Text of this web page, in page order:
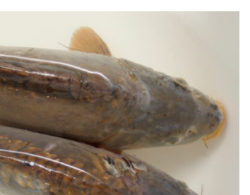
Abrys